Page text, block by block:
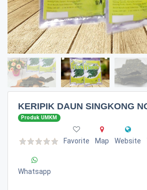
KERIPIK DAUN SINGKONG
Produk UMKM
Favorite Map Website
Whatsapp